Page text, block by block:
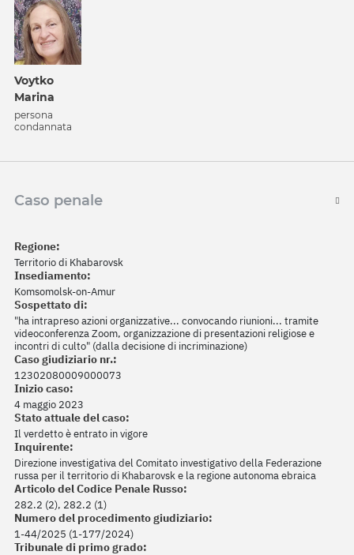
Voytko
Marina
persona
condannata
Caso penale
Regione:
Territorio di Khabarovsk
Insediamento:
Komsomolsk-on-Amur
Sospettato di:
"ha intrapreso azioni organizzative... convocando riunioni... tramite
videoconferenza Zoom, organizzazione di presentazioni religiose e
incontri di culto" (dalla decisione di incriminazione)
Caso giudiziario nr.:
12302080009000073
Inizio caso:
4 maggio 2023
Stato attuale del caso:
Il verdetto è entrato in vigore
Inquirente:
Direzione investigativa del Comitato investigativo della Federazione
russa per il territorio di Khabarovsk e la regione autonoma ebraica
Articolo del Codice Penale Russo:
282.2 (2), 282.2 (1)
Numero del procedimento giudiziario:
1-44/2025 (1-177/2024)
Tribunale di primo grado: